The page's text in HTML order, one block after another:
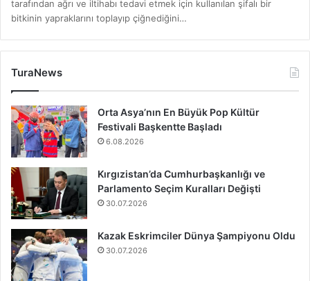
tarafından ağrı ve iltihabı tedavi etmek için kullanılan şifalı bir
bitkinin yapraklarını toplayıp çiğnediğini…
TuraNews
Orta Asya’nın En Büyük Pop Kültür
Festivali Başkentte Başladı
6.08.2026
Kırgızistan’da Cumhurbaşkanlığı ve
Parlamento Seçim Kuralları Değişti
30.07.2026
Kazak Eskrimciler Dünya Şampiyonu Oldu
30.07.2026